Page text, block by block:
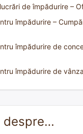
de împădurire –
împădurire –
împădurire de
împădurire de
despre…